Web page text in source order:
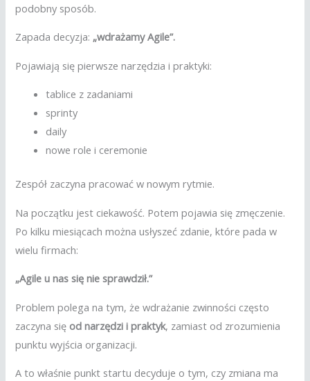
podobny sposób.
Zapada decyzja: „wdrażamy Agile”.
Pojawiają się pierwsze narzędzia i praktyki:
tablice z zadaniami
sprinty
daily
nowe role i ceremonie
Zespół zaczyna pracować w nowym rytmie.
Na początku jest ciekawość. Potem pojawia się zmęczenie.
Po kilku miesiącach można usłyszeć zdanie, które pada w
wielu firmach:
„Agile u nas się nie sprawdził.”
Problem polega na tym, że wdrażanie zwinności często
zaczyna się od narzędzi i praktyk, zamiast od zrozumienia
punktu wyjścia organizacji.
A to właśnie punkt startu decyduje o tym, czy zmiana ma